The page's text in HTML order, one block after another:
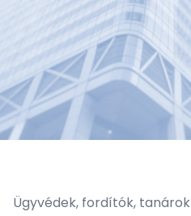
Ügyvédek, fordítók, tanárok